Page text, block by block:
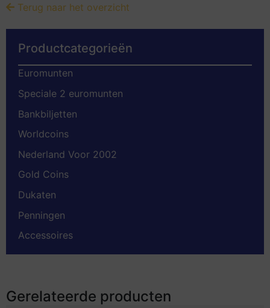
Terug naar het overzicht
Productcategorieën
Euromunten
Speciale 2 euromunten
Bankbiljetten
Worldcoins
Nederland Voor 2002
Gold Coins
Dukaten
Penningen
Accessoires
Gerelateerde producten